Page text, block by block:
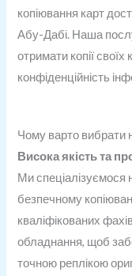
копіювання карт
Абу-Дабі. Наша
отримати копії своїх
конфіденційність
Чому варто вибрати
Висока якість та
Ми спеціалізуємося
безпечному
кваліфікованих
обладнання, щоб
точною реплікою